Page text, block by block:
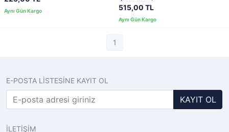
515,00 TL
1
E-POSTA LİSTESİNE KAYIT OL
KAYIT OL
İLETİŞİM